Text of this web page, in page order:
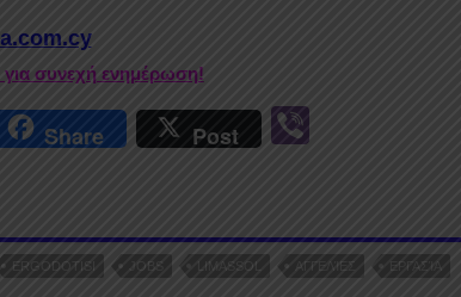
για συνεχή ενημέρωση!
Share Post
ERGODOTISI JOBS LIMASSOL ΑΓΓΕΛΊΕΣ
ΕΡΓΑΣΊΑ